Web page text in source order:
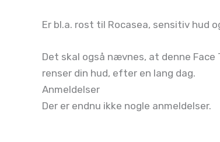
Er bl.a. rost til Rocasea, sensitiv hud
Det skal også nævnes, at denne
renser din hud, efter en lang dag.
Anmeldelser
Der er endnu ikke nogle anmeldelser.